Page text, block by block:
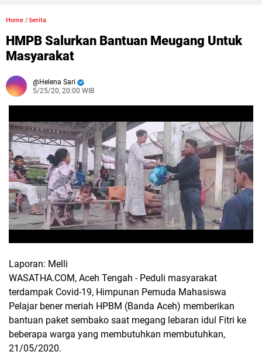
Home / berita
HMPB Salurkan Bantuan Meugang Untuk
Masyarakat
Helena Sari
5/25/20, 20:00 WIB
Laporan: Melli
WASATHA.COM, Aceh Tengah - Peduli masyarakat
terdampak Covid-19, Himpunan Pemuda Mahasiswa
Pelajar bener meriah HPBM (Banda Aceh) memberikan
bantuan paket sembako saat megang lebaran idul Fitri ke
beberapa warga yang membutuhkan membutuhkan,
21/05/2020.